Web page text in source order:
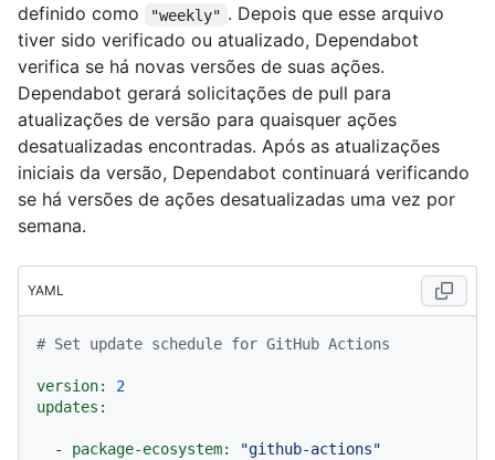
definido como
"weekly" . Depois que esse arquivo
tiver sido verificado ou atualizado, Dependabot
verifica se há novas versões de suas ações.
Dependabot gerará solicitações de pull para
atualizações de versão para quaisquer ações
desatualizadas encontradas. Após as atualizações
iniciais da versão, Dependabot continuará verificando
se há versões de ações desatualizadas uma vez por
semana.
YAML
# Set update schedule for GitHub Actions
version:
2
updates:
- package-ecosystem:
"github-actions"